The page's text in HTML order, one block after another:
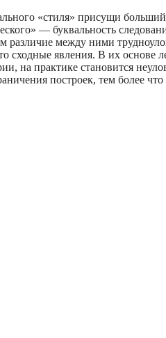
«стиля» присущи больший
— буквальность
различие между ними
сходные явления. В их основе
на практике становится
построек, тем более